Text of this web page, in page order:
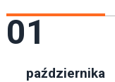
01
października